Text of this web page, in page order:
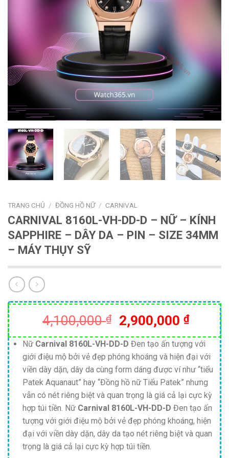
TRANG CHỦ / ĐỒNG HỒ NỮ / CARNIVAL
CARNIVAL 8160L-VH-DD-D – NỮ – KÍNH
SAPPHIRE – DÂY DA – PIN – SIZE 34MM
– MÁY THỤY SỸ
4,100,000₫
Giá
gốc
là:
4,100,000 ₫.
2,900,000 ₫Giá
hiện
tại
là:
Nữ Carnival 8160L-VH-DD-D Đen tạo ấn tượng với
giới điệu mộ bởi vẻ đẹp phóng khoáng và hiện đại với
viền dày dặn, dây da cùng form dáng được ví như “tiểu
Patek Aquanaut” hay “Đồng hồ nữ Tiểu Patek” nhưng
vẫn có nét riêng biệt và quan trọng là giá cả lại cực kỳ
hợp túi tiền. Nữ Carnival 8160L-VH-DD-D Đen tạo ấn
tượng với giới điệu mộ bởi vẻ đẹp phóng khoáng, hiện
đại với viền dày dặn, dây da tạo nét riêng biệt và quan
trọng là giá cả lại cực kỳ hợp túi tiền.